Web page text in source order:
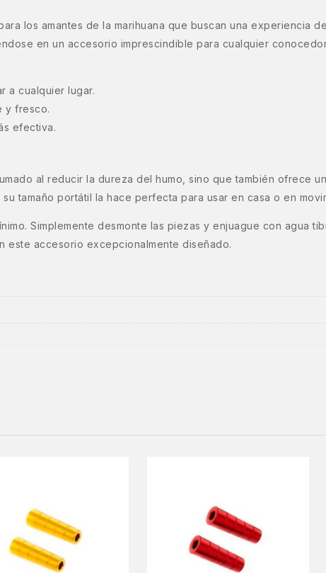
los amantes de la marihuana que buscan una experiencia
en un accesorio imprescindible para cualquier
a cualquier lugar.
y fresco.
efectiva.
al reducir la dureza del humo, sino que también ofrece
tamaño portátil la hace perfecta para usar en casa o en
Simplemente desmonte las piezas y enjuague con agua
este accesorio excepcionalmente diseñado.